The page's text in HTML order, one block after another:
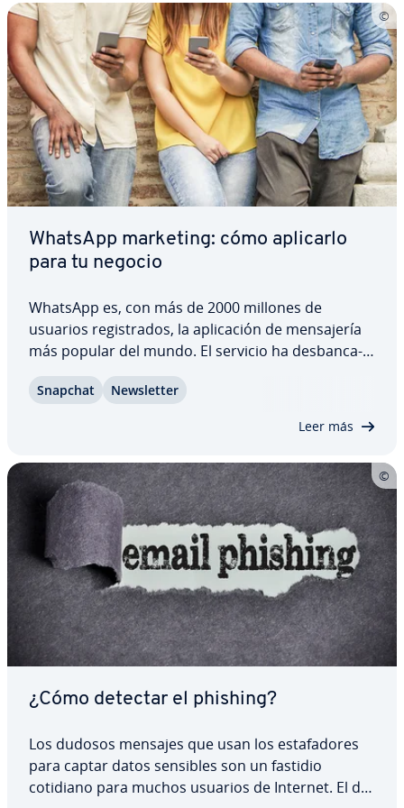
WhatsApp marketing: cómo aplicarlo
para tu negocio
WhatsApp es, con más de 2000 millones de
usuarios re­gi­s­tra­dos, la apli­ca­ción de me­n­sa­je­ría
más popular del mundo. El servicio ha de­s­ba­n­ca­
por ello es co­m­pre­n­si­ble que las empresas co­n­si­
Snapchat Ne­w­s­le­t­ter
Leer más
¿Cómo detectar el phishing?
Los dudosos mensajes que usan los es­ta­fa­do­res
para captar datos sensibles son un fastidio
cotidiano para muchos usuarios de Internet. El de­